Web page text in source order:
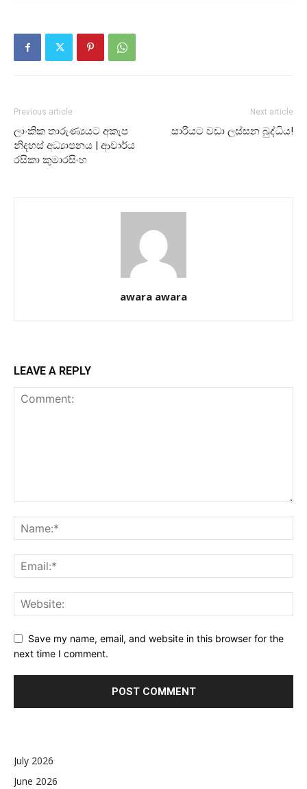
Previous article
ලාංකික තාරුණ්‍යයට අකැප
නිදහස් අධ්‍යාපනය | ආචාර්ය
රසිකා කුමාරසිංහ
Next article
සාරියට වඩා ලස්සන බුද්ධිය!
awara awara
LEAVE A REPLY
Save my name, email, and website in this browser for the
next time I comment.
July 2026
June 2026